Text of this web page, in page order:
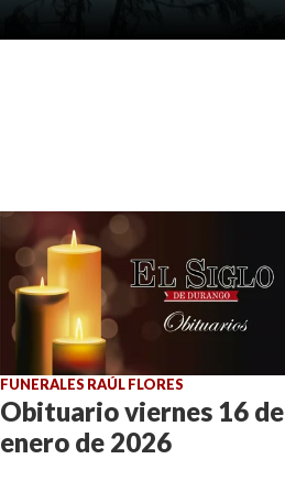
FUNERALES RAÚL FLORES
Obituario viernes 16 de
enero de 2026